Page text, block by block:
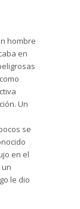
hombre
en
Un
se
en el
le dio